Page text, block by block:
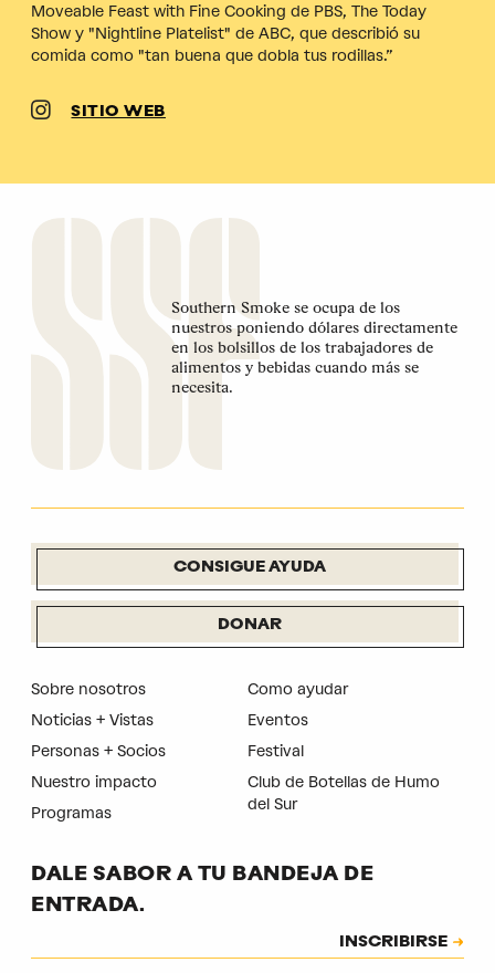
Moveable Feast with Fine Cooking de PBS, The Today
Show y "Nightline Platelist" de ABC, que describió su
comida como "tan buena que dobla tus rodillas.”
SITIO WEB
Southern Smoke se ocupa de los
nuestros poniendo dólares directamente
en los bolsillos de los trabajadores de
alimentos y bebidas cuando más se
necesita.
CONSIGUE AYUDA
DONAR
Sobre nosotros
Noticias + Vistas
Personas + Socios
Nuestro impacto
Programas
Como ayudar
Eventos
Festival
Club de Botellas de Humo
del Sur
DALE SABOR A TU BANDEJA DE
ENTRADA.
CAPTCHA
INSCRIBIRSE